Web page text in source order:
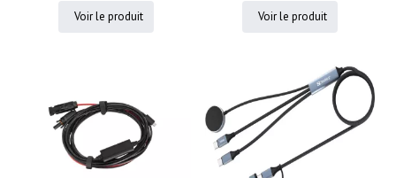
Voir le produit Voir le produit